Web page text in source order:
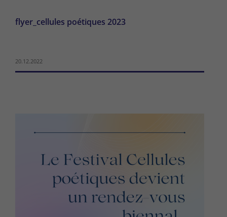
flyer_cellules poétiques 2023
20.12.2022